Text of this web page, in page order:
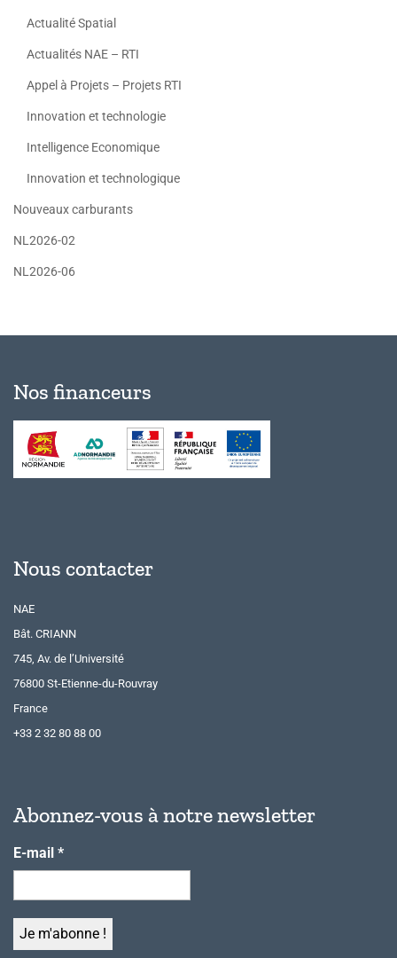
Actualité Spatial
Actualités NAE – RTI
Appel à Projets – Projets RTI
Innovation et technologie
Intelligence Economique
Innovation et technologique
Nouveaux carburants
NL2026-02
NL2026-06
Nos financeurs
Nous contacter
NAE
Bât. CRIANN
745, Av. de l’Université
76800 St-Etienne-du-Rouvray
France
+33 2 32 80 88 00
Abonnez-vous à notre newsletter
E-mail *